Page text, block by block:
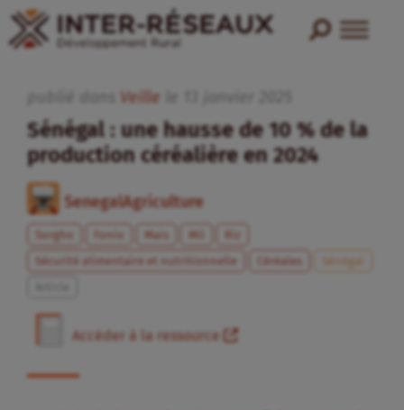
Veille
Sénégal : une hausse de 10 % de la
production céréalière en 2024
SenegalAgriculture
Sorgho Fonio Maïs Mil
Sécurité alimentaire et nutritionnelle
Céréales
Sénégal
Accéder à la ressource